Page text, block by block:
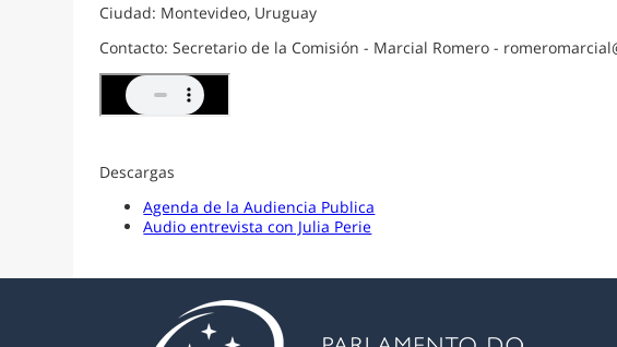
Ciudad: Montevideo, Uruguay
Contacto: Secretario de la Comisión - Marcial Romero -
Descargas
Agenda de la Audiencia Publica
Audio entrevista con Julia Perie